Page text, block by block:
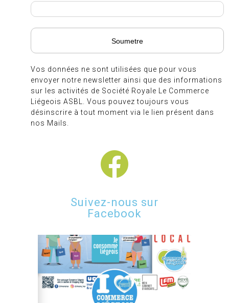
Vos données ne sont utilisées que pour vous
envoyer notre newsletter ainsi que des informations
sur les activités de Société Royale Le Commerce
Liégeois ASBL. Vous pouvez toujours vous
désinscrire à tout moment via le lien présent dans
nos Mails.
Suivez-nous sur
Facebook